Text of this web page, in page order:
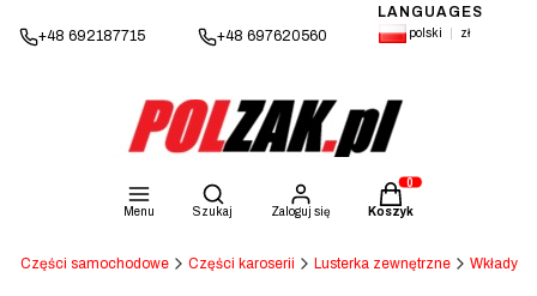
+48 692187715 +48 697620560
LANGUAGES
polski zł
Menu
Otwórz wyszukiwarkę
Szukaj Zaloguj się
Produkty w koszyku:
Koszyk
Części samochodowe Części karoserii Lusterka zewnętrzne Wkłady